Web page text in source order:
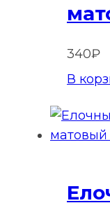
340₽
В